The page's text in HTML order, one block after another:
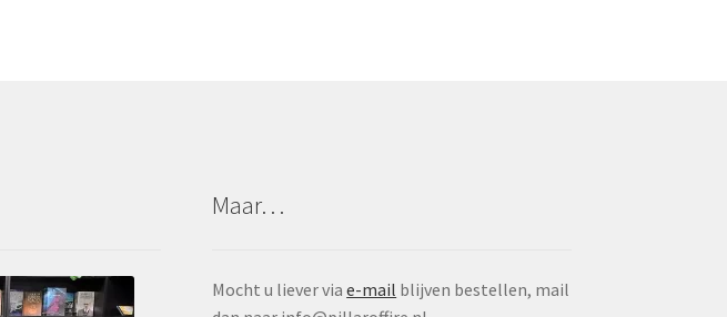
Maar…
Mocht u liever viae-mail blijven bestellen, mail